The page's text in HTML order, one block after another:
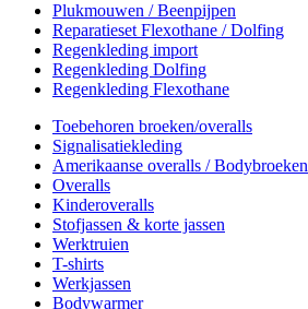
Plukmouwen / Beenpijpen
Reparatieset Flexothane / Dolfing
Regenkleding import
Regenkleding Dolfing
Regenkleding Flexothane
Toebehoren broeken/overalls
Signalisatiekleding
Amerikaanse overalls / Bodybroeken
Overalls
Kinderoveralls
Stofjassen & korte jassen
Werktruien
T-shirts
Werkjassen
Bodywarmer